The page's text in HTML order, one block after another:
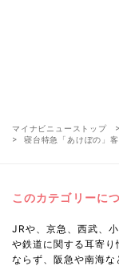
マイナビニューストップ
寝台特急「あけぼの」
このカテゴリーに
JRや、京急、西武、
や鉄道に関する耳寄
ならず、阪急や南海